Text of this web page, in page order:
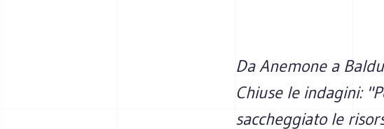
Da Anemone a
Chiuse le indagini:
saccheggiato le